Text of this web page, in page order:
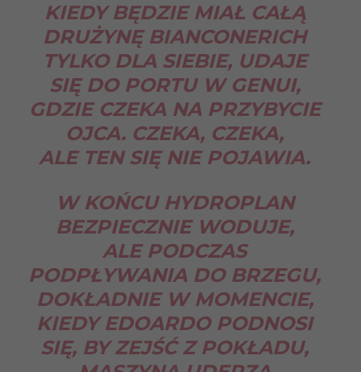
KIEDY BĘDZIE MIAŁ CAŁĄ
DRUŻYNĘ BIANCONERICH
TYLKO DLA SIEBIE, UDAJE
SIĘ DO PORTU W GENUI,
GDZIE CZEKA NA PRZYBYCIE
OJCA. CZEKA, CZEKA,
ALE TEN SIĘ NIE POJAWIA.
W KOŃCU HYDROPLAN
BEZPIECZNIE WODUJE,
ALE PODCZAS
PODPŁYWANIA DO BRZEGU,
DOKŁADNIE W MOMENCIE,
KIEDY EDOARDO PODNOSI
SIĘ, BY ZEJŚĆ Z POKŁADU,